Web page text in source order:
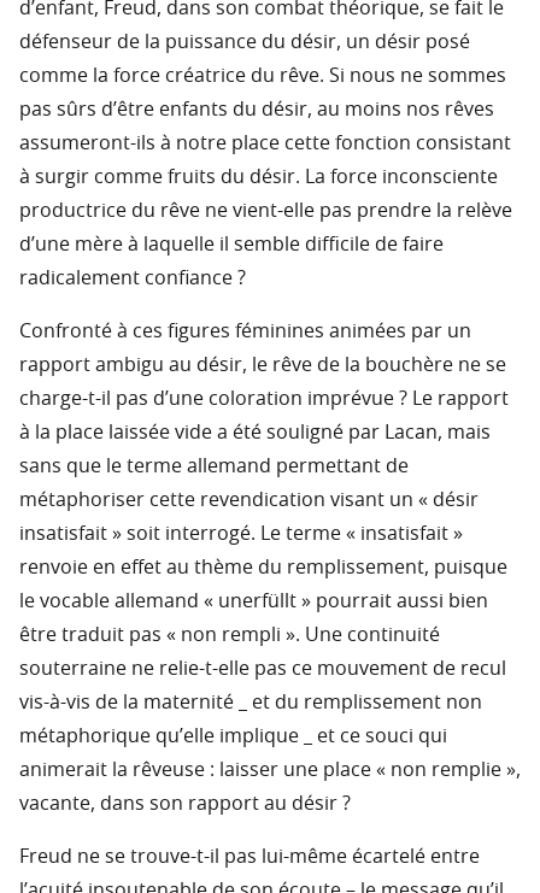
d’enfant, Freud, dans son combat théorique, se fait le
défenseur de la puissance du désir, un désir posé
comme la force créatrice du rêve. Si nous ne sommes
pas sûrs d’être enfants du désir, au moins nos rêves
assumeront-ils à notre place cette fonction consistant
à surgir comme fruits du désir. La force inconsciente
productrice du rêve ne vient-elle pas prendre la relève
d’une mère à laquelle il semble difficile de faire
radicalement confiance ?
Confronté à ces figures féminines animées par un
rapport ambigu au désir, le rêve de la bouchère ne se
charge-t-il pas d’une coloration imprévue ? Le rapport
à la place laissée vide a été souligné par Lacan, mais
sans que le terme allemand permettant de
métaphoriser cette revendication visant un « désir
insatisfait » soit interrogé. Le terme « insatisfait »
renvoie en effet au thème du remplissement, puisque
le vocable allemand « unerfüllt » pourrait aussi bien
être traduit pas « non rempli ». Une continuité
souterraine ne relie-t-elle pas ce mouvement de recul
vis-à-vis de la maternité _ et du remplissement non
métaphorique qu’elle implique _ et ce souci qui
animerait la rêveuse : laisser une place « non remplie »,
vacante, dans son rapport au désir ?
Freud ne se trouve-t-il pas lui-même écartelé entre